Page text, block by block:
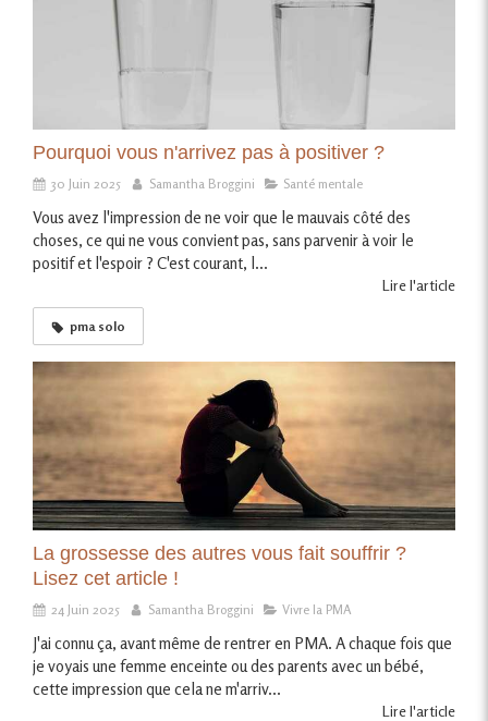
Pourquoi vous n'arrivez pas à positiver ?
30 Juin 2025 Samantha Broggini Santé mentale
Vous avez l'impression de ne voir que le mauvais côté des
choses, ce qui ne vous convient pas, sans parvenir à voir le
positif et l'espoir ? C'est courant, l...
Lire l'article
pma solo
La grossesse des autres vous fait souffrir ?
Lisez cet article !
24 Juin 2025 Samantha Broggini Vivre la PMA
J'ai connu ça, avant même de rentrer en PMA. A chaque fois que
je voyais une femme enceinte ou des parents avec un bébé,
cette impression que cela ne m'arriv...
Lire l'article